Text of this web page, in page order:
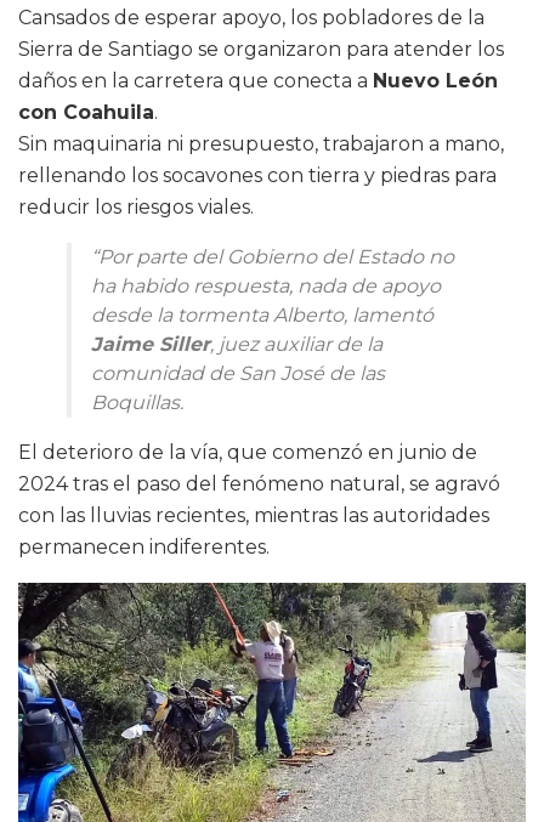
Cansados de esperar apoyo, los pobladores de la
Sierra de Santiago se organizaron para atender los
daños en la carretera que conecta a Nuevo León
con Coahuila.
Sin maquinaria ni presupuesto, trabajaron a mano,
rellenando los socavones con tierra y piedras para
reducir los riesgos viales.
“Por parte del Gobierno del Estado no
ha habido respuesta, nada de apoyo
desde la tormenta Alberto, lamentó
Jaime Siller, juez auxiliar de la
comunidad de San José de las
Boquillas.
El deterioro de la vía, que comenzó en junio de
2024 tras el paso del fenómeno natural, se agravó
con las lluvias recientes, mientras las autoridades
permanecen indiferentes.